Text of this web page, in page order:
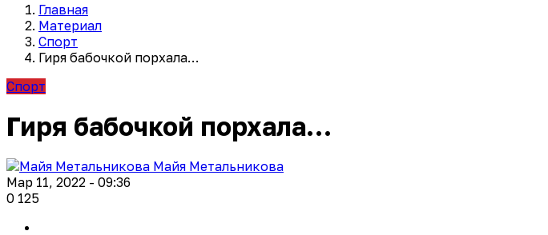
Главная
Материал
Спорт
Гиря бабочкой порхала…
Спорт
Гиря бабочкой порхала…
Майя Метальникова
Мар 11, 2022 - 09:36
0 125